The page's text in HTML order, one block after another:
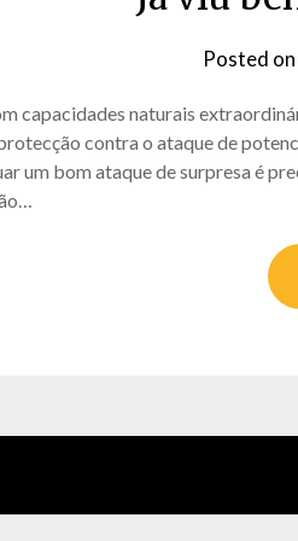
Posted on
capacidades naturais
contra o ataque de
um bom ataque de surpresa é